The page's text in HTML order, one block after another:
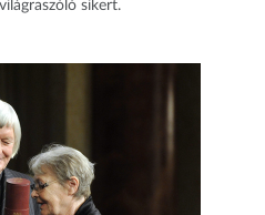
sikert.